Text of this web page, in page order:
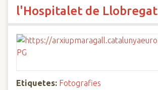
l'Hospitalet de Llobregat
Etiquetes: Fotografies